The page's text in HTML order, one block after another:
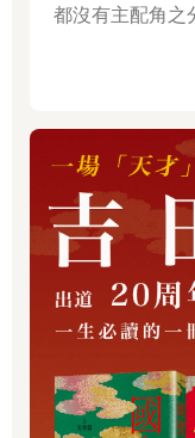
不幸或恐懼化為吉兆和
我上一次看到食夢貘
進到房內，向我問道
我滿是感激地回答：
「夢裡的我站在一個
燒；不過我竟發覺，
著，我看見一邊的鐵
的，這些我都記不清
看上去並不年輕，也
們大概是守靈的人。
冥冥之中，我只感覺時
都沒有主配角之